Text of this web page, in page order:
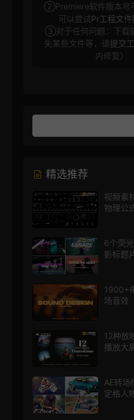
②Premiere软件版本号
可以尝试Pr工程文
③对于任何问题：下载
失某些文件等，请提交
内修复）
精选推荐
视频素
物理公
6个荧
影标题
1900+
场音效
12种放
播放大
AE转场
定格人